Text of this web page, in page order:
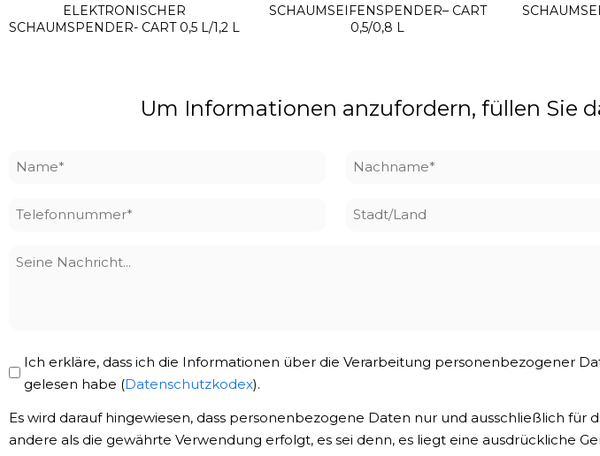
ELEKTRONISCHER
SCHAUMSPENDER- CART 0,5 L/1,2 L
SCHAUMSEIFENSPENDER– CART
0,5/0,8 L
Um Informationen anzufordern, füllen Sie
Name Nachname
Telefonnummer Stadt/Land
Seine
Privacy
Policy
Ich erkläre, dass ich die Informationen über die Verarbeitung personenbezogener
gelesen habe (Datenschutzkodex).
Es wird darauf hingewiesen, dass personenbezogene Daten nur und ausschließlich
andere als die gewährte Verwendung erfolgt, es sei denn, es liegt eine ausdrückliche